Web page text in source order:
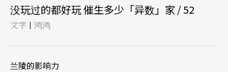
没玩过的都好玩 催生多少「异数」家 / 52
文字 | 鸿鸿
兰陵的影响力